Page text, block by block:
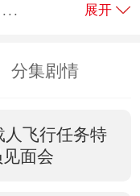
...
展开
分集剧情
人飞行任务特
面会